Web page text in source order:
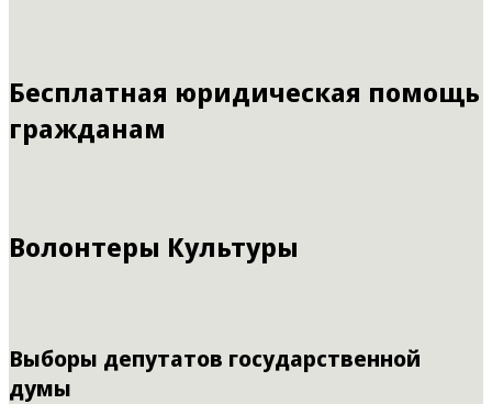
Бесплатная юридическая помощь
гражданам
Волонтеры Культуры
Выборы депутатов государственной
думы